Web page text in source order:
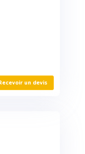
un devis